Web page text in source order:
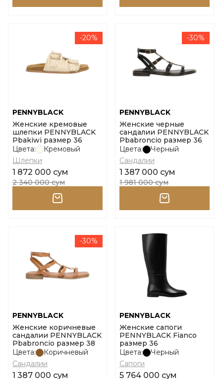
-20%
PENNYBLACK
Женские кремовые
шлепки PENNYBLACK
Pbakiwi размер 36
Цвета:
Кремовый
Шлепки
1 872 000 сум
2 340 000 сум
-30%
PENNYBLACK
Женские черные
сандалии PENNYBLACK
Pbabroncio размер 36
Цвета:
Черный
Сандалии
1 387 000 сум
1 981 000 сум
-30%
PENNYBLACK
Женские коричневые
сандалии PENNYBLACK
Pbabroncio размер 38
Цвета:
Коричневый
Сандалии
1 387 000 сум
PENNYBLACK
Женские сапоги
PENNYBLACK Fianco
размер 36
Цвета:
Черный
Сапоги
5 764 000 сум